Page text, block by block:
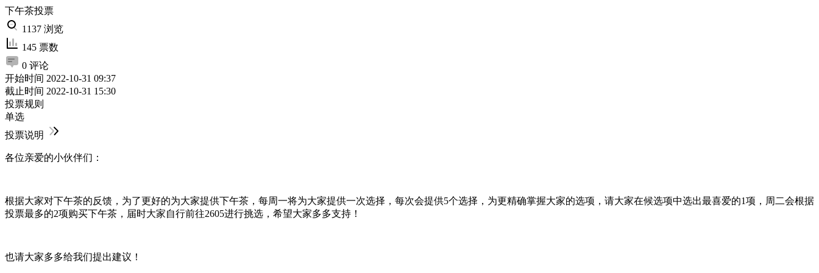
下午茶投票
1137 浏览
145 票数
0 评论
开始时间 2022-10-31 09:37
截止时间 2022-10-31 15:30
投票规则
单选
投票说明
各位亲爱的小伙伴们：
根据大家对下午茶的反馈，为了更好的为大家提供下午茶，每周一将为大家提供一次选择，每次会提供5个选择，为更精确掌握大家的选项，请大家在候选项中选出最喜爱的1项，周二会根据
投票最多的2项购买下午茶，届时大家自行前往2605进行挑选，希望大家多多支持！
也请大家多多给我们提出建议！